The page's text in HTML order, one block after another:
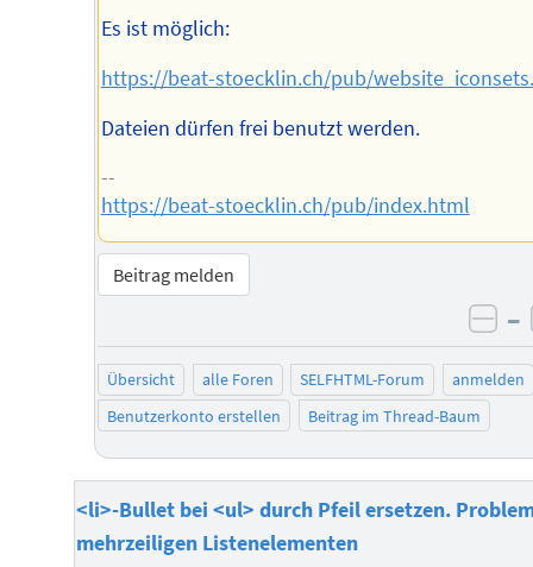
Es ist möglich:
https://beat-stoecklin.ch/pub/
Dateien dürfen frei benutzt werden.
--
https://beat-stoecklin.ch/pub/index.html
Beitrag melden
–
Übersicht alle Foren SELFHTML-Forum
anmelden
Benutzerkonto erstellen
Beitrag im Thread-Baum
<li>-Bullet bei <ul> durch Pfeil ersetzen.
mehrzeiligen Listenelementen